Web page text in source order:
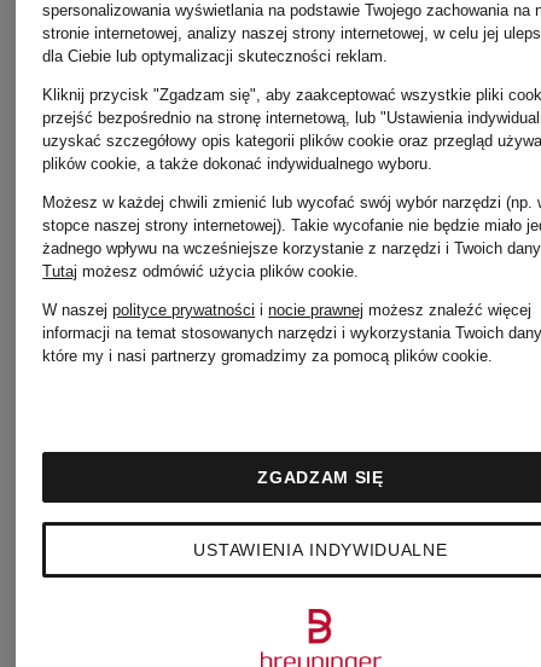
+ rabat
promocyjny
certyfikatem
SCHMENGER
Baleriny
Z
certyfikatem
&
Loafersy
LANA
spersonalizowania wyświetlania na podstawie Twojego zachowania na
stronie internetowej, analizy naszej strony internetowej, w celu jej
dla Ciebie lub optymalizacji skuteczności reklam.
Kliknij przycisk "Zgadzam się", aby zaakceptować wszystkie pliki
przejść bezpośrednio na stronę internetową, lub "Ustawienia
uzyskać szczegółowy opis kategorii plików cookie oraz przegląd
plików cookie, a także dokonać indywidualnego wyboru.
Możesz w każdej chwili zmienić lub wycofać swój wybór narzędzi (np.
stopce naszej strony internetowej). Takie wycofanie nie będzie miało
żadnego wpływu na wcześniejsze korzystanie z narzędzi i Twoich
Tutaj możesz odmówić użycia plików cookie.
W naszejpolityce prywatności inocie prawnej możesz znaleźć więcej
informacji na temat stosowanych narzędzi i wykorzystania Twoich
które my i nasi partnerzy gromadzimy za pomocą plików cookie.
USTAWIENIA INDYWIDUALNE
ZGADZAM SIĘ